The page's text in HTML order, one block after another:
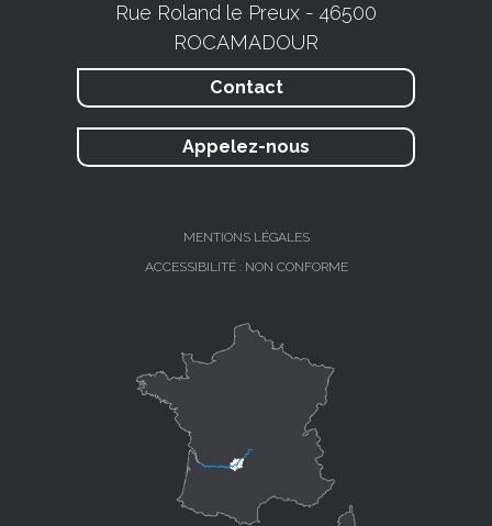
Rue Roland le Preux - 46500
ROCAMADOUR
Contact
Appelez-nous
MENTIONS LÉGALES
ACCESSIBILITÉ : NON CONFORME